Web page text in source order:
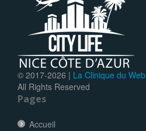
© 2017-2026 | La Clinique du Web
All Rights Reserved
Pages
Accueil